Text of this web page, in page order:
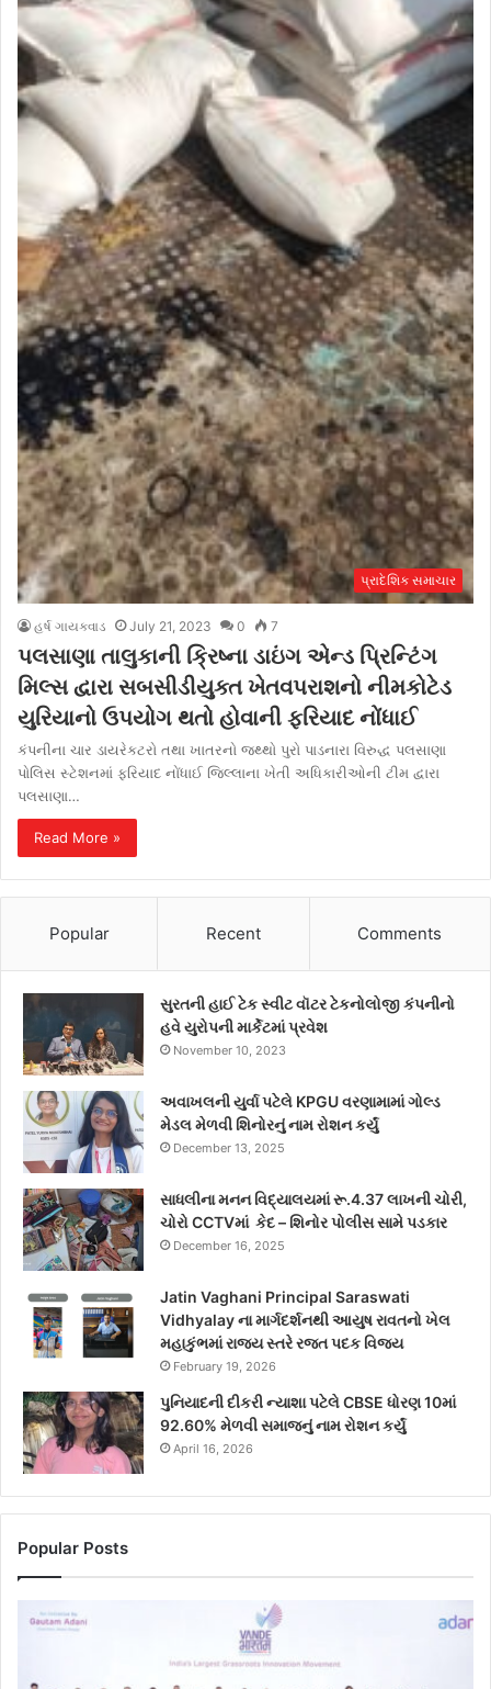
પ્રાદેશિક સમાચાર
હર્ષ ગાયક્વાડ July 21, 2023 0 7
પલસાણા તાલુકાની ક્રિષ્ના ડાઇંગ એન્ડ પ્રિન્ટિંગ
મિલ્સ દ્વારા સબસીડીયુક્ત ખેતવપરાશનો નીમકોટેડ
યુરિયાનો ઉપયોગ થતો હોવાની ફરિયાદ નોંધાઈ
કંપનીના ચાર ડાયરેકટરો તથા ખાતરનો જથ્થો પુરો પાડનારા વિરુદ્ધ પલસાણા
પોલિસ સ્ટેશનમાં ફરિયાદ નોંધાઈ જિલ્લાના ખેતી અધિકારીઓની ટીમ દ્વારા
પલસાણા…
Read More »
Popular Recent Comments
સુરતની હાઈ ટેક સ્વીટ વૉટર ટેકનોલોજી કંપનીનો
હવે યુરોપની માર્કેટમાં પ્રવેશ
November 10, 2023
અવાખલની યુર્વા પટેલે KPGU વરણામામાં ગોલ્ડ
મેડલ મેળવી શિનોરનું નામ રોશન કર્યું
December 13, 2025
સાધલીના મનન વિદ્યાલયમાં રૂ.4.37 લાખની ચોરી,
ચોરો CCTVમાં કેદ – શિનોર પોલીસ સામે પડકાર
December 16, 2025
Jatin Vaghani Principal Saraswati
Vidhyalay ના માર્ગદર્શનથી આયુષ રાવતનો ખેલ
મહાકુંભમાં રાજ્ય સ્તરે રજત પદક વિજય
February 19, 2026
પુનિયાદની દીકરી ન્યાશા પટેલે CBSE ધોરણ 10માં
92.60% મેળવી સમાજનું નામ રોશન કર્યું
April 16, 2026
Popular Posts